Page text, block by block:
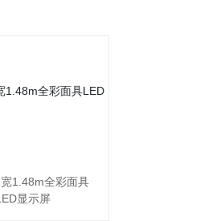
1.48m全彩面具
显示屏